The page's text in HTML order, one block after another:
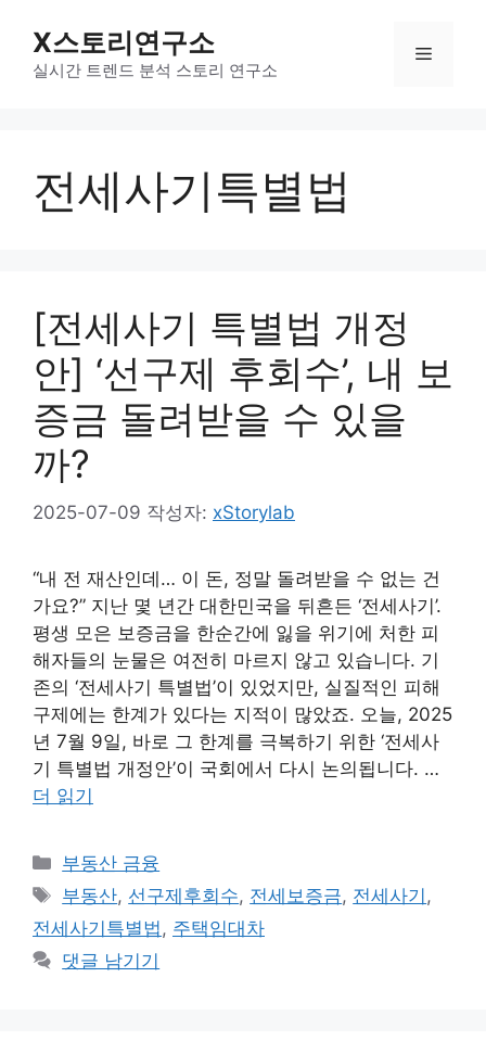
X스토리연구소
실시간 트렌드 분석 스토리 연구소
메
전세사기특별법
[전세사기 특별법 개정
안] ‘선구제 후회수’, 내 보
증금 돌려받을 수 있을
까?
2025-07-09 작성자: xStorylab
“내 전 재산인데… 이 돈, 정말 돌려받을 수 없는 건
가요?” 지난 몇 년간 대한민국을 뒤흔든 ‘전세사기’.
평생 모은 보증금을 한순간에 잃을 위기에 처한 피
해자들의 눈물은 여전히 마르지 않고 있습니다. 기
존의 ‘전세사기 특별법’이 있었지만, 실질적인 피해
구제에는 한계가 있다는 지적이 많았죠. 오늘, 2025
년 7월 9일, 바로 그 한계를 극복하기 위한 ‘전세사
기 특별법 개정안’이 국회에서 다시 논의됩니다. …
더 읽기
카
테
고
리
부동산 금융
태
그
부동산, 선구제후회수, 전세보증금, 전세사기 ,
전세사기특별법 , 주택임대차
댓글 남기기